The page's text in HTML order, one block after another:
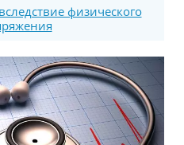
физического